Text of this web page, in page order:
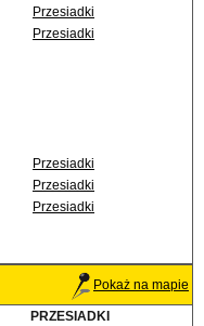
Przesiadki
Przesiadki
Przesiadki
Przesiadki
Przesiadki
Pokaż na mapie
PRZESIADKI